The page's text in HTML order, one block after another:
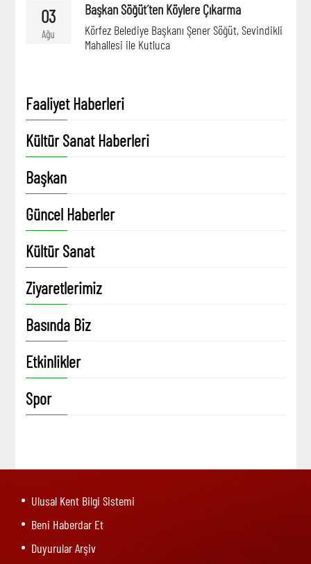
03
Ağu
Başkan Söğüt´ten Köylere Çıkarma
Körfez Belediye Başkanı Şener Söğüt, Sevindikli
Mahallesi ile Kutluca
Faaliyet Haberleri
Kültür Sanat Haberleri
Başkan
Güncel Haberler
Kültür Sanat
Ziyaretlerimiz
Basında Biz
Etkinlikler
Spor
Ulusal Kent Bilgi Sistemi
Beni Haberdar Et
Duyurular Arşiv